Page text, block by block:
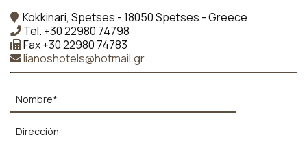
GALERÍA DE FOTOS
INVESTIGACIÓN
Kokkinari, Spetses - 18050 Spetses - Greece
Tel. +30 22980 74798
Fax+30 22980 74783
lianoshotels@hotmail.gr